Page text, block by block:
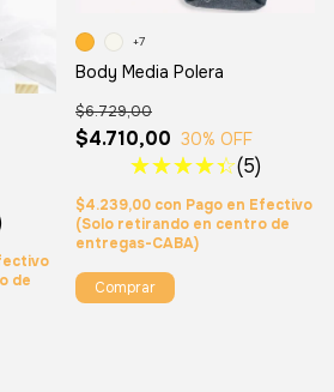
de
Body Media Polera
$4.710,00
$6.729,00
30% OFF
(5)
$4.239,00 con Pago en Efectivo
(Solo retirando en centro de
entregas-CABA)
+7
Comprar